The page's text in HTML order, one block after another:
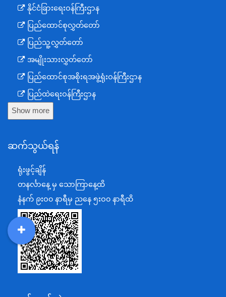
နိုင်ငံခြားရေးဝန်ကြီးဌာန
ပြည်ထောင်စုလွှတ်တော်
ပြည်သူ့လွှတ်တော်
အမျိုးသားလွှတ်တော်
ပြည်ထောင်စုအစိုးရအဖွဲ့ရုံးဝန်ကြီးဌာန
ပြည်ထဲရေးဝန်ကြီးဌာန
ကာကွယ်ရေးဝန်ကြီးဌာန
စီမံကိန်း၊ဘဏ္ဍာရေးနှင့်စက်မှုဝန်ကြီးဌာန
အပြည်ပြည်ဆိုင်ရာပူးပေါင်းဆောင်ရွက်ရေးဝန်ကြီးဌာန
ပြန်ကြားရေးဝန်ကြီးဌာန
သာသနာရေးနှင့် ယဉ်ကျေးမှုဝန်ကြီးဌာန
စိုက်ပျိုးရေး၊မွေးမြူရေးနှင့်ဆည်မြောင်းဝန်ကြီးဌာန
ပို့ဆောင်ရေးနှင့်ဆက်သွယ်ရေးဝန်ကြီးဌာန
သယံဇာတနှင့်ပတ်ဝန်းကျင်ထိန်းသိမ်းရေးဝန်ကြီးဌာန
Show more
ဆက်သွယ်ရန်
ရုံးဖွင့်ချိန်
တနင်္လာနေ့ မှ သောကြာနေ့ထိ
နံနက် ၉းဝ၀ နာရီမှ ညနေ ၅းဝ၀ နာရီထိ